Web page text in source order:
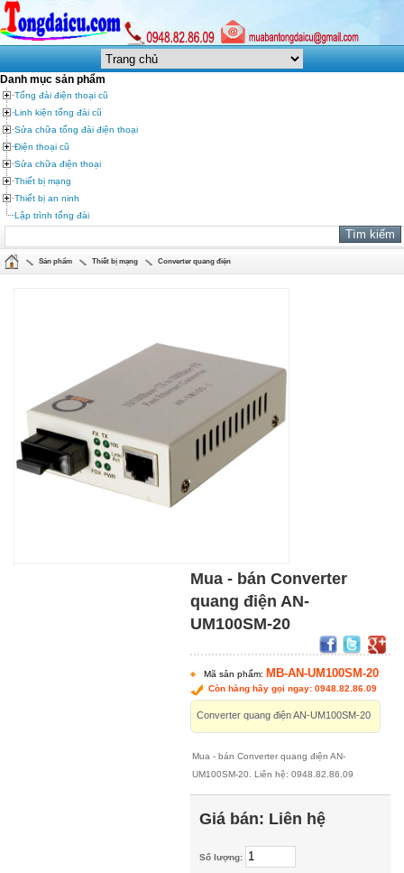
Danh mục sản phẩm
Tổng đài điện thoại cũ
Linh kiện tổng đài cũ
Sửa chữa tổng đài điện thoại
Điện thoại cũ
Sửa chữa điện thoại
Thiết bị mạng
Thiết bị an ninh
Lập trình tổng đài
Sản phẩm Thiết bị mạng Converter quang điện
Mua - bán Converter
quang điện AN-
UM100SM-20
Mã sản phẩm: MB-AN-UM100SM-20
Còn hàng hãy gọi ngay: 0948.82.86.09
Converter quang điện AN-UM100SM-20
Mua - bán Converter quang điện AN-
UM100SM-20. Liên hệ: 0948.82.86.09
Giá bán: Liên hệ
Số lượng: